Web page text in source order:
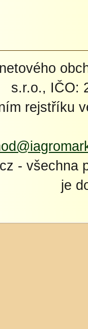
s.r.o., IČO:
rejstříku
- všechna
je